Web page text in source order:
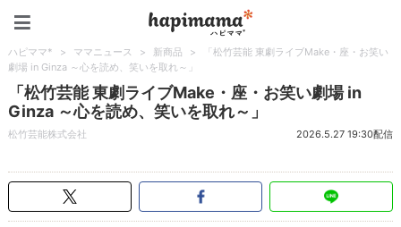
ハピママ* > ママニュース > 新商品 >
「松竹芸能 東劇ライブMake・座・お笑い
劇場 in Ginza ～心を読め、笑いを取れ～」
「松竹芸能 東劇ライブMake・座・お笑い劇場 in
Ginza ～心を読め、笑いを取れ～」
松竹芸能株式会社 2026.5.27 19:30配信